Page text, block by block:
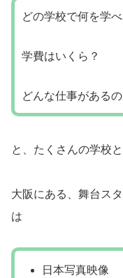
どの学校で何を学
学費はいくら？
どんな仕事がある
と、たくさんの学校
大阪にある、舞台ス
は
日本写真映像